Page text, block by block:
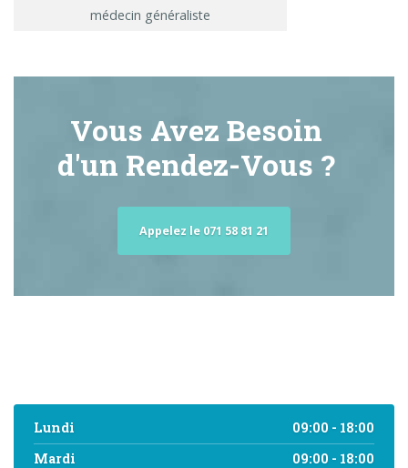
médecin généraliste
Vous Avez Besoin
d'un Rendez-Vous ?
Appelez le 071 58 81 21
Lundi
09:00 - 18:00
Mardi
09:00 - 18:00